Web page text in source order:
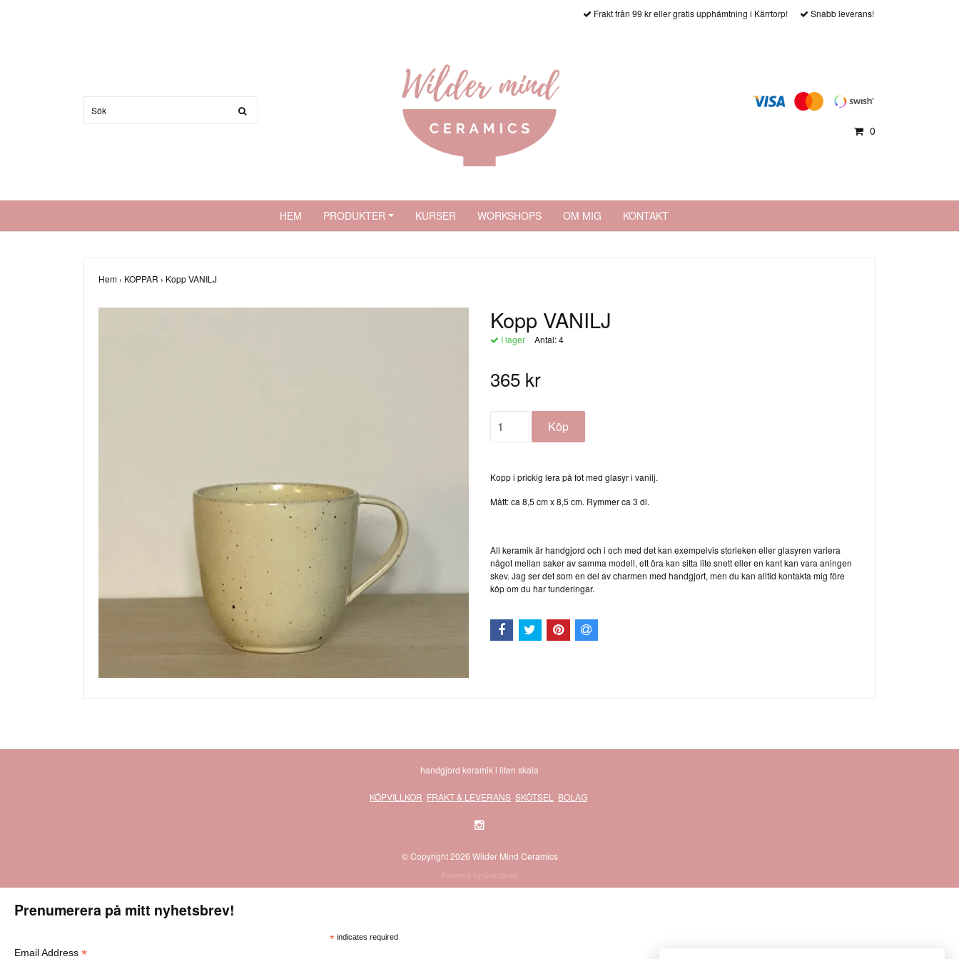
Frakt från 99 kr eller gratis upphämtning i Kärrtorp! Snabb leverans!
0
HEM PRODUKTER KURSER WORKSHOPS OM MIG KONTAKT
Hem › KOPPAR › Kopp VANILJ
Kopp VANILJ
I lager Antal:4
365 kr
Kopp i prickig lera på fot med glasyr i vanilj.
Mått: ca 8,5 cm x 8,5 cm. Rymmer ca 3 dl.
All keramik är handgjord och i och med det kan exempelvis storleken eller glasyren variera
något mellan saker av samma modell, ett öra kan sitta lite snett eller en kant kan vara aningen
skev. Jag ser det som en del av charmen med handgjort, men du kan alltid kontakta mig före
köp om du har funderingar.
handgjord keramik i liten skala
KÖPVILLKOR FRAKT & LEVERANS SKÖTSEL BOLAG
© Copyright 2026 Wilder Mind Ceramics
Powered by Quickbutik
Prenumerera på mitt nyhetsbrev!
*indicates required
Email Address *